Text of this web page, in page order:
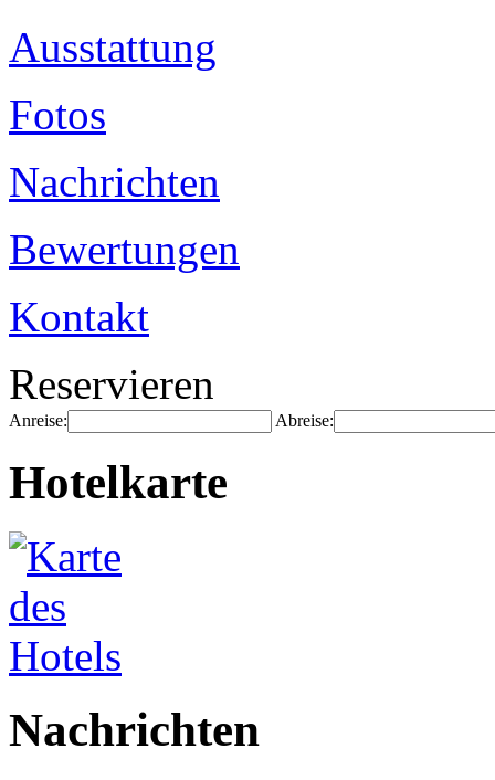
Ausstattung
Fotos
Nachrichten
Bewertungen
Kontakt
Reservieren
Anreise: Abreise:
Hotelkarte
Nachrichten